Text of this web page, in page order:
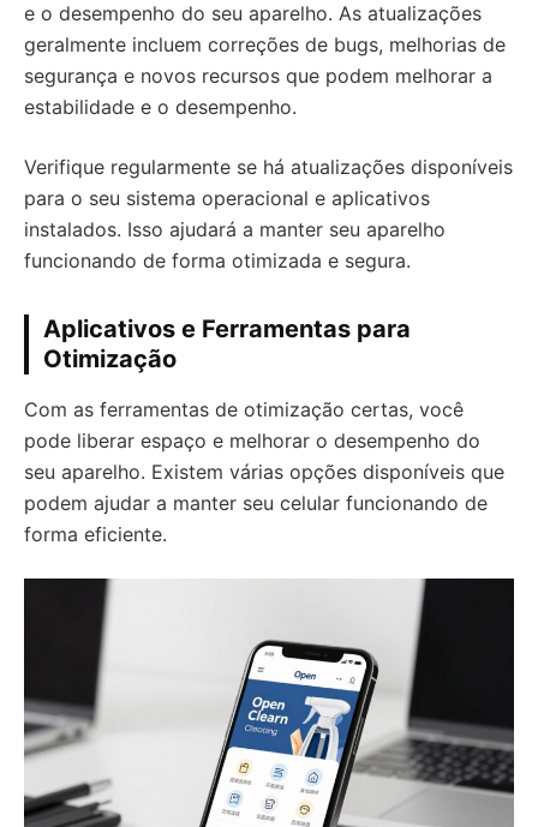
e o desempenho do seu aparelho. As atualizações
geralmente incluem correções de bugs, melhorias de
segurança e novos recursos que podem melhorar a
estabilidade e o desempenho.
Verifique regularmente se há atualizações disponíveis
para o seu sistema operacional e aplicativos
instalados. Isso ajudará a manter seu aparelho
funcionando de forma otimizada e segura.
Aplicativos e Ferramentas para
Otimização
Com as ferramentas de otimização certas, você
pode liberar espaço e melhorar o desempenho do
seu aparelho. Existem várias opções disponíveis que
podem ajudar a manter seu celular funcionando de
forma eficiente.